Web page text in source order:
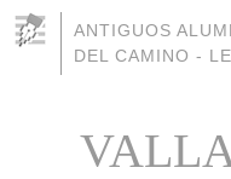
ANTIGUOS
DEL CAMINO -